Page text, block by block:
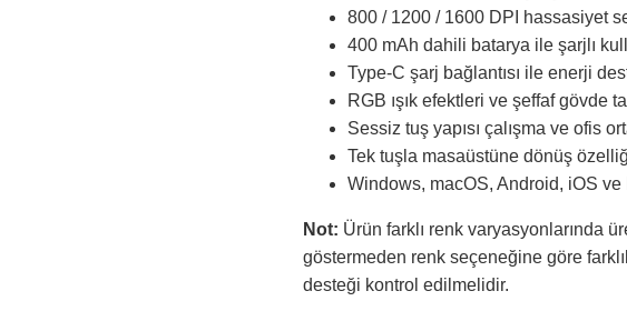
800 / 1200 / 1600 DPI hassasiyet
400 mAh dahili batarya ile şarjlı
Type-C şarj bağlantısı ile enerji
RGB ışık efektleri ve şeffaf gövde
Sessiz tuş yapısı çalışma ve ofis
Tek tuşla masaüstüne dönüş
Windows, macOS, Android, iOS
Not: Ürün farklı renk varyasyonlarında
göstermeden renk seçeneğine göre
desteği kontrol edilmelidir.